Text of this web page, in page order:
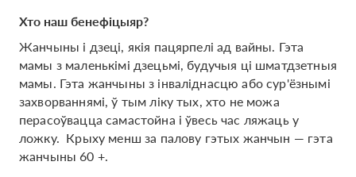
Хто наш бенефіцыяр?
Жанчыны і дзеці, якія пацярпелі ад вайны. Гэта
мамы з маленькімі дзецьмі, будучыя ці шматдзетныя
мамы. Гэта жанчыны з інваліднасцю або сур'ёзнымі
захворваннямі, ў тым ліку тых, хто не можа
перасоўвацца самастойна і ўвесь час ляжаць у
ложку. Крыху менш за палову гэтых жанчын — гэта
жанчыны 60 +.